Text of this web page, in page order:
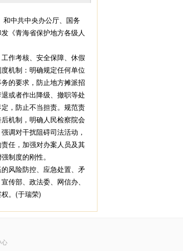
中共中央办公厅、国务
《青海省保护地方各级人
作考核、安全保障、休假
机制：明确规定任何单位
的要求，防止地方摊派招
或者作出降级、撤职等处
，防止不当担责。规范责
机制，明确人民检察院会
调对干扰阻碍司法活动，
任，加强对办案人员及其
制度的刚性。
风险防控、应急处置、矛
传部、政法委、网信办、
。(于瑞荣)
心